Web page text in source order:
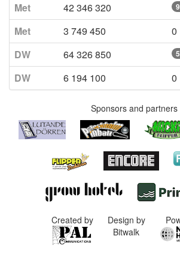
Met
42 346 320
Met 3 749 450
0
DW
64 326 850
DW 6 194 100 0
Sponsors and partners
Created by
Design by
Bitwalk